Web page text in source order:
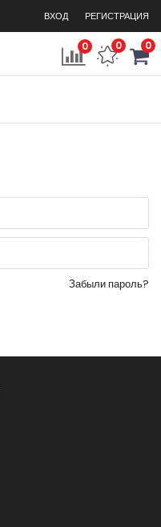
ВХОД РЕГИСТРАЦИЯ
0 0 0
Забыли пароль?